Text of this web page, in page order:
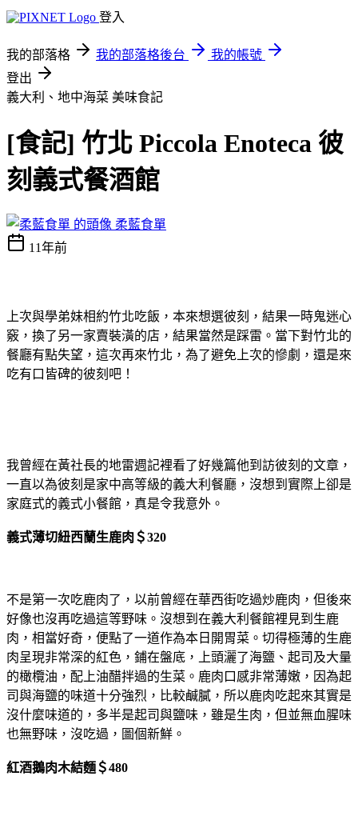
登入
我的部落格 我的部落格後台
我的帳號
登出
義大利、地中海菜 美味食記
[食記] 竹北 Piccola Enoteca 彼
刻義式餐酒館
柔藍食單
11年前
上次與學弟妹相約竹北吃飯，本來想選彼刻，結果一時鬼迷心
竅，換了另一家賣裝潢的店，結果當然是踩雷。當下對竹北的
餐廳有點失望，這次再來竹北，為了避免上次的慘劇，還是來
吃有口皆碑的彼刻吧！
我曾經在黃社長的地雷週記裡看了好幾篇他到訪彼刻的文章，
一直以為彼刻是家中高等級的義大利餐廳，沒想到實際上卻是
家庭式的義式小餐館，真是令我意外。
義式薄切紐西蘭生鹿肉＄320
不是第一次吃鹿肉了，以前曾經在華西街吃過炒鹿肉，但後來
好像也沒再吃過這等野味。沒想到在義大利餐館裡見到生鹿
肉，相當好奇，便點了一道作為本日開胃菜。切得極薄的生鹿
肉呈現非常深的紅色，鋪在盤底，上頭灑了海鹽、起司及大量
的橄欖油，配上油醋拌過的生菜。鹿肉口感非常薄嫩，因為起
司與海鹽的味道十分強烈，比較鹹膩，所以鹿肉吃起來其實是
沒什麼味道的，多半是起司與鹽味，雖是生肉，但並無血腥味
也無野味，沒吃過，圖個新鮮。
紅酒鵝肉木結麵＄480